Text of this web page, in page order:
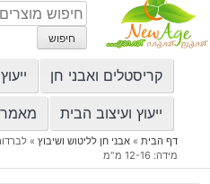
חיפוש
עבור:
חיפוש
קריסטלים ואבני חן
ייעוץ ועיצוב הבית
דף הבית» אבני חן לליטוש ושיבוץ»
מידה: 12-16 מ"מ